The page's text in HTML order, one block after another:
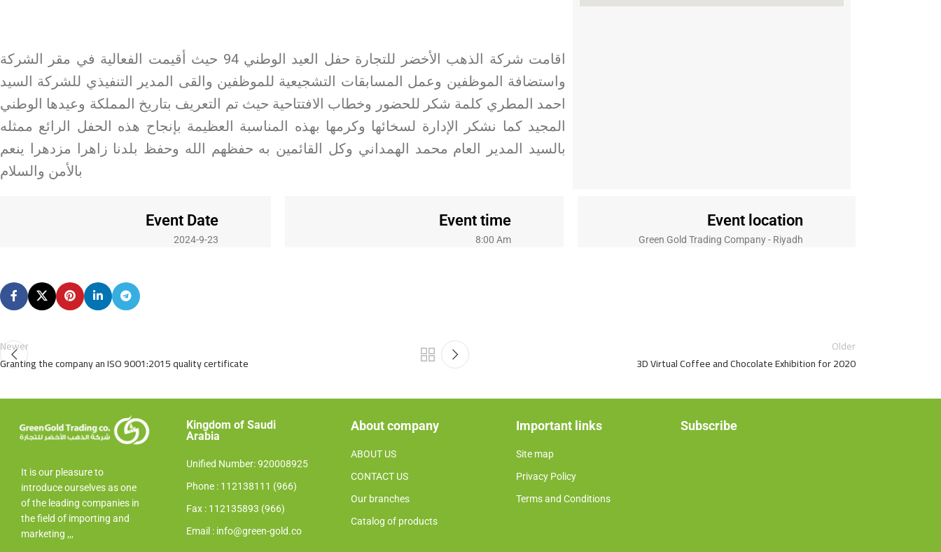
اقامت شركة الذهب الأخضر للتجارة حفل العيد الوطني 94 حيث أقيمت الفعالية في مقر الشركة
واستضافة الموظفين وعمل المسابقات التشجيعية للموظفين والقى المدير التنفيذي للشركة السيد
احمد المطري كلمة شكر للحضور وخطاب الافتتاحية حيث تم التعريف بتاريخ المملكة وعيدها الوطني
المجيد كما نشكر الإدارة لسخائها وكرمها بهذه المناسبة العظيمة بإنجاح هذه الحفل الرائع ممثله
بالسيد المدير العام محمد الهمداني وكل القائمين به حفظهم الله وحفظ بلدنا زاهرا مزدهرا ينعم
بالأمن والسلام
Event Date
2024-9-23
Event time
8:00 Am
Event location
Green Gold Trading Company - Riyadh
Newer
Granting the company an ISO 9001:2015 quality certificate
Older
3D Virtual Coffee and Chocolate Exhibition for 2020
It is our pleasure to
introduce ourselves as one
of the leading companies in
the field of importing and
marketing ,,,
Kingdom of Saudi
Arabia​
Unified Number: 920008925
Phone : 112138111 (966)
Fax : 112135893 (966)
Email : info@green-gold.co
About company
ABOUT US
CONTACT US
Our branches
Catalog of products
Important links
Site map
Privacy Policy
Terms and Conditions
Subscribe